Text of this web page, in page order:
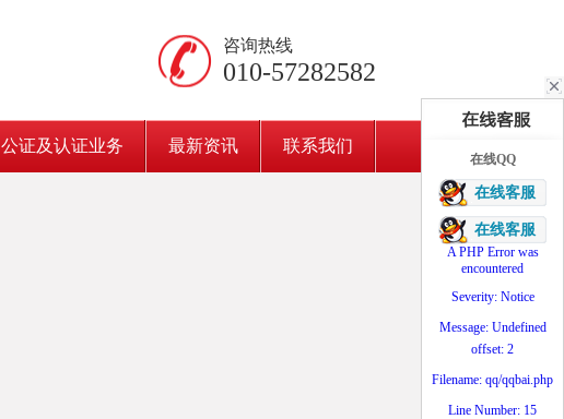
咨询热线
010-57282582
公证及认证业务 最新资讯 联系我们
在线QQ
在线客服
在线客服
A PHP Error was
encountered
Severity: Notice
Message: Undefined
offset: 2
Filename: qq/qqbai.php
Line Number: 15